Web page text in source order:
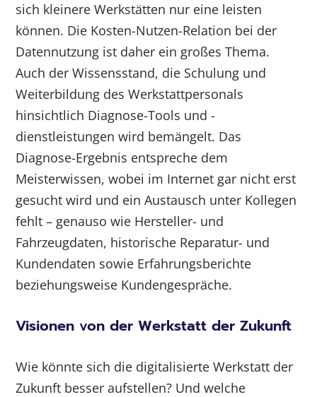
sich kleinere Werkstätten nur eine leisten
können. Die Kosten-Nutzen-Relation bei der
Datennutzung ist daher ein großes Thema.
Auch der Wissensstand, die Schulung und
Weiterbildung des Werkstattpersonals
hinsichtlich Diagnose-Tools und -
dienstleistungen wird bemängelt. Das
Diagnose-Ergebnis entspreche dem
Meisterwissen, wobei im Internet gar nicht erst
gesucht wird und ein Austausch unter Kollegen
fehlt – genauso wie Hersteller- und
Fahrzeugdaten, historische Reparatur- und
Kundendaten sowie Erfahrungsberichte
beziehungsweise Kundengespräche.
Visionen von der Werkstatt der Zukunft
Wie könnte sich die digitalisierte Werkstatt der
Zukunft besser aufstellen? Und welche